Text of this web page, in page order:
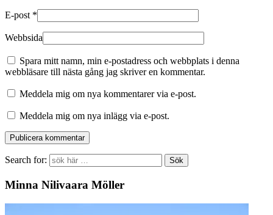
E-post *
Webbsida
Spara mitt namn, min e-postadress och webbplats i denna
webbläsare till nästa gång jag skriver en kommentar.
Meddela mig om nya kommentarer via e-post.
Meddela mig om nya inlägg via e-post.
Search for:
Minna Nilivaara Möller